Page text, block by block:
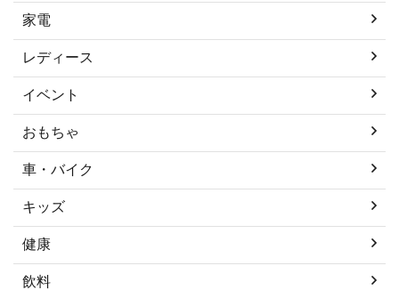
家電
レディース
イベント
おもちゃ
車・バイク
キッズ
健康
飲料